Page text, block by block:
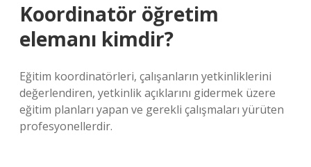
Koordinatör öğretim
elemanı kimdir?
Eğitim koordinatörleri, çalışanların yetkinliklerini
değerlendiren, yetkinlik açıklarını gidermek üzere
eğitim planları yapan ve gerekli çalışmaları yürüten
profesyonellerdir.